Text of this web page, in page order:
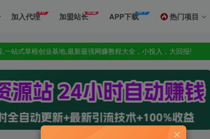
加入代理VIP 加盟站长加盟 APP下载APP 热门项目
站式草根创业基地,最新最强网赚教程大全，小投入，大回报!
动支付会员功能，轻松打造高权重，高收录网站
站式草根创业基地,最新最强网赚教程大全，小投入，大回报!